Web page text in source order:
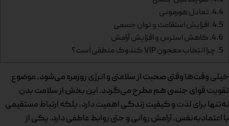
4.4. تعادل هورمونی
4.5. افزایش استقامت و توان جسمی
4.6. کاهش استرس و افزایش آرامش
5. چرا انتخاب معجون VIP کندوک منطقی است؟
خیلی وقت‌ها وقتی صحبت از سلامتی و انرژی روزمره می‌شود، موضوع
تقویت قوای جنسی هم مطرح می‌گردد. این بخش از سلامت بدن
نه‌تنها برای لذت و کیفیت زندگی اهمیت دارد، بلکه ارتباط مستقیمی
با اعتمادبه‌نفس، آرامش روانی و حتی روابط عاطفی دارد. یکی از